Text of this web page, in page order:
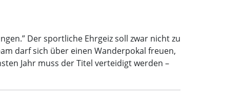
Der sportliche Ehrgeiz soll zwar nicht zu
darf sich über einen Wanderpokal freuen,
Jahr muss der Titel verteidigt werden –